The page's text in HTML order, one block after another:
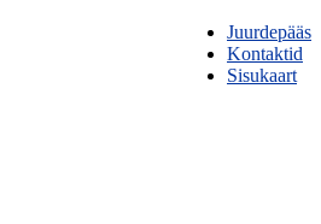
Juurdepääs
Kontaktid
Sisukaart